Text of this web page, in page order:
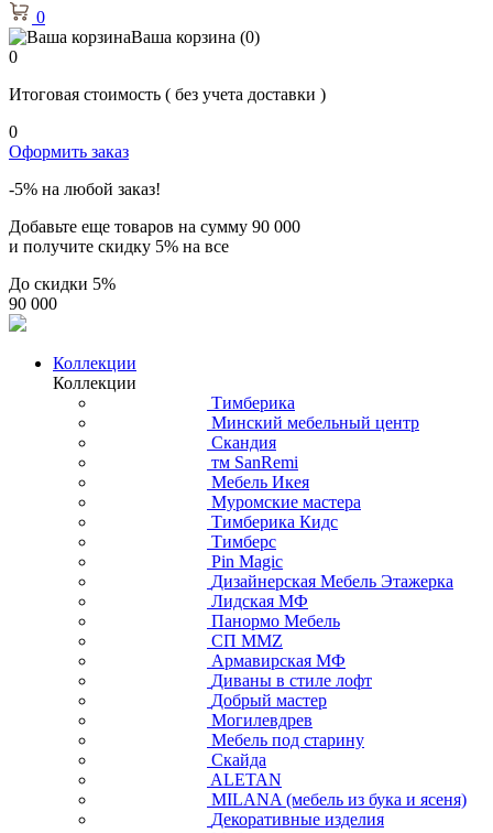
0
Ваша корзина (0)
0
Итоговая стоимость ( без учета доставки )
0
Оформить заказ
-5% на любой заказ!
Добавьте еще товаров на сумму 90 000
и получите скидку 5% на все
До скидки 5%
90 000
Коллекции
Коллекции
Тимберика
Минский мебельный центр
Скандия
тм SanRemi
Мебель Икея
Муромские мастера
Тимберика Кидс
Тимберс
Pin Magic
Дизайнерская Мебель Этажерка
Лидская МФ
Панормо Мебель
СП ММZ
Армавирская МФ
Диваны в стиле лофт
Добрый мастер
Могилевдрев
Мебель под старину
Скайда
ALETAN
MILANA (мебель из бука и ясеня)
Декоративные изделия